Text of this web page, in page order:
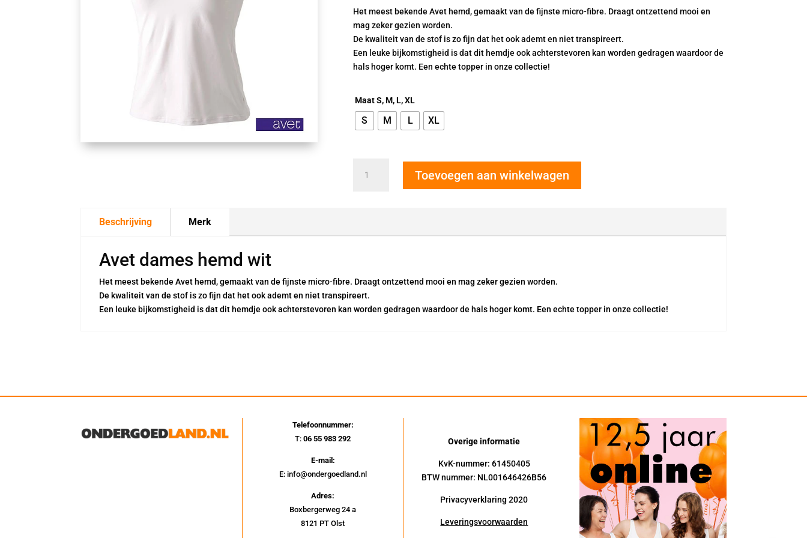
Het meest bekende Avet hemd, gemaakt van de fijnste micro-fibre. Draagt ontzettend mooi en
mag zeker gezien worden.
De kwaliteit van de stof is zo fijn dat het ook ademt en niet transpireert.
Een leuke bijkomstigheid is dat dit hemdje ook achterstevoren kan worden gedragen waardoor de
hals hoger komt. Een echte topper in onze collectie!
Maat S, M, L, XL
S M L XL
dames
aantal
Toevoegen aan winkelwagen
Beschrijving Merk
Avet dames hemd wit
Het meest bekende Avet hemd, gemaakt van de fijnste micro-fibre. Draagt ontzettend mooi en mag zeker gezien worden.
De kwaliteit van de stof is zo fijn dat het ook ademt en niet transpireert.
Een leuke bijkomstigheid is dat dit hemdje ook achterstevoren kan worden gedragen waardoor de hals hoger komt. Een echte topper in onze collectie!
Telefoonnummer:
T:06 55 983 292
E-mail:
E: info@ondergoedland.nl
Adres:
Boxbergerweg 24 a
8121 PT Olst
Overige informatie
KvK-nummer: 61450405
BTW nummer: NL001646426B56
Privacyverklaring 2020
Leveringsvoorwaarden